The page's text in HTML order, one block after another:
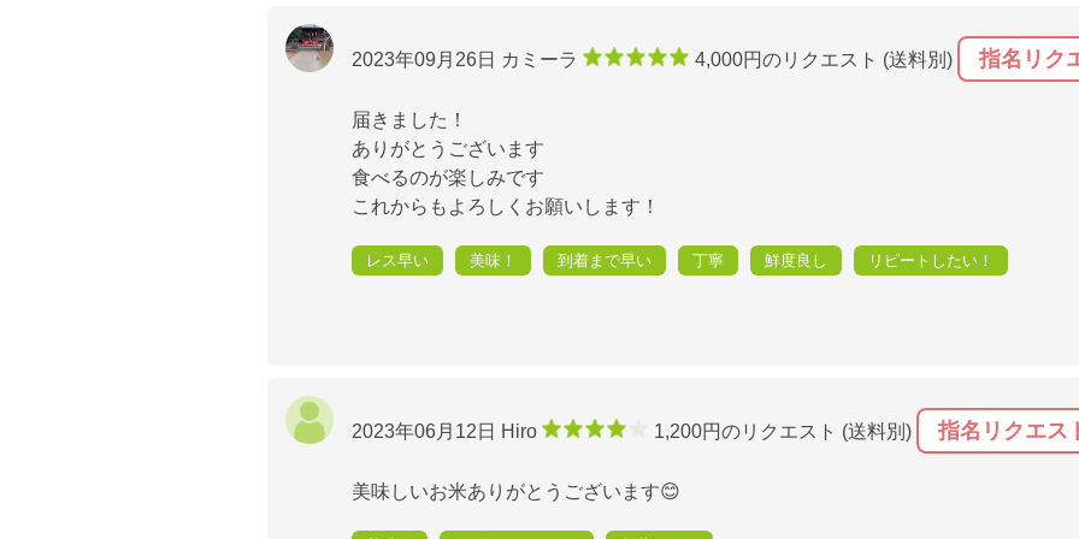
2023年09月26日 カミーラ 4,000円のリクエスト (送料別) 指名リク
届きました！
ありがとうございます
食べるのが楽しみです
これからもよろしくお願いします！
レス早い 美味！ 到着まで早い 丁寧 鮮度良し リピートしたい！
2023年06月12日 Hiro 1,200円のリクエスト (送料別) 指名リクエス
美味しいお米ありがとうございます😊